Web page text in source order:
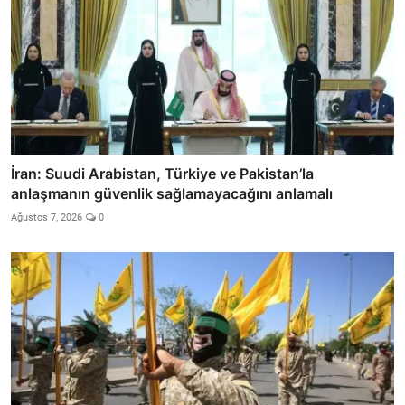
İran: Suudi Arabistan, Türkiye ve Pakistan’la
anlaşmanın güvenlik sağlamayacağını anlamalı
Ağustos 7, 2026 0